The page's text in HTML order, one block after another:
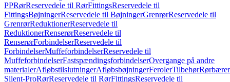
PPRørReservedele til RørFittingsReservedele til
FittingsBøjningerReservedele til BøjningerGrenrørReservedele til
GrenrørReduktionerReservedele til
ReduktionerRenserørReservedele til
RenserørForbindelserReservedele til
ForbindelserMuffeforbindelserReservedele til
MuffeforbindelserFastspændingsforbindelserOvergange på andre
materialerAfløbstilslutningerAfløbsbøjningerFerolerTilbehør
Silent-ProRørReservedele til RørFittingsReservedele til